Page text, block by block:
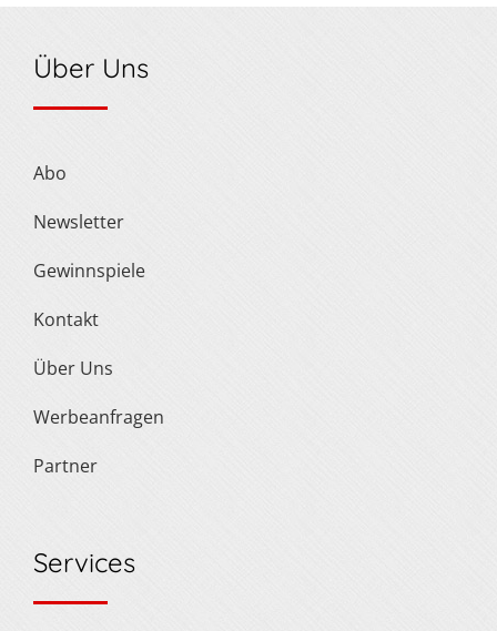
Über Uns
Abo
Newsletter
Gewinnspiele
Kontakt
Über Uns
Werbeanfragen
Partner
Services